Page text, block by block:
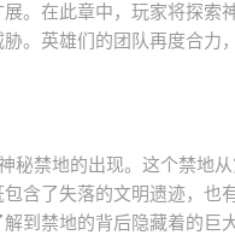
。在此章中，玩家将探索
。英雄们的团队再度合力，
禁地的出现。这个禁地
含了失落的文明遗迹，也
到禁地的背后隐藏着的巨